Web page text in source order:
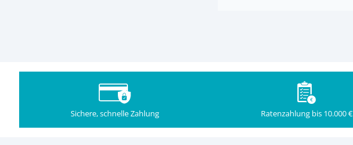
Sichere, schnelle Zahlung Ratenzahlung bis 10.000 €